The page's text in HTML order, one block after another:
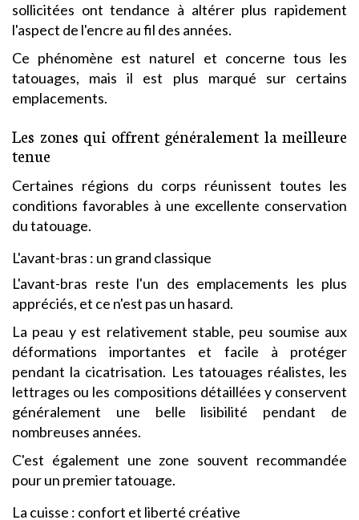
sollicitées ont tendance à altérer plus rapidement
l'aspect de l'encre au fil des années.
Ce phénomène est naturel et concerne tous les
tatouages, mais il est plus marqué sur certains
emplacements.
Les zones qui offrent généralement la meilleure
tenue
Certaines régions du corps réunissent toutes les
conditions favorables à une excellente conservation
du tatouage.
L'avant-bras : un grand classique
L'avant-bras reste l'un des emplacements les plus
appréciés, et ce n'est pas un hasard.
La peau y est relativement stable, peu soumise aux
déformations importantes et facile à protéger
pendant la cicatrisation. Les tatouages réalistes, les
lettrages ou les compositions détaillées y conservent
généralement une belle lisibilité pendant de
nombreuses années.
C'est également une zone souvent recommandée
pour un premier tatouage.
La cuisse : confort et liberté créative